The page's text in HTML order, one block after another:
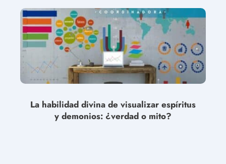
La habilidad divina de visualizar espíritus
y demonios: ¿verdad o mito?